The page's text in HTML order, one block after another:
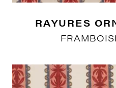
RAYURES